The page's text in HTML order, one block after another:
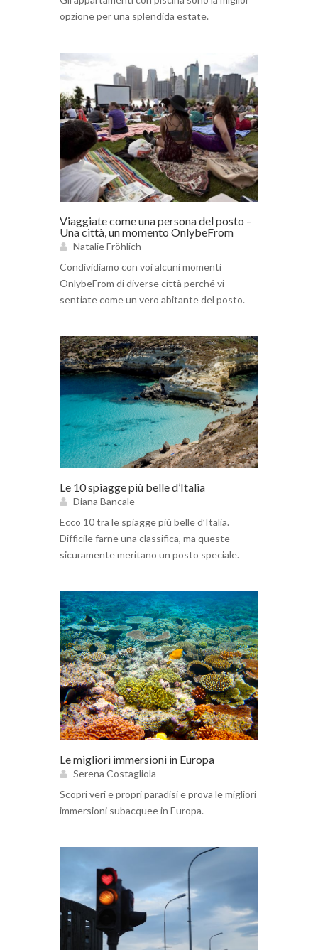
opzione per una splendida estate.
Viaggiate come una persona del posto –
Una città, un momento OnlybeFrom
Natalie Fröhlich
Condividiamo con voi alcuni momenti
OnlybeFrom di diverse città perché vi
sentiate come un vero abitante del posto.
Le 10 spiagge più belle d’Italia
Diana Bancale
Ecco 10 tra le spiagge più belle d’Italia.
Difficile farne una classifica, ma queste
sicuramente meritano un posto speciale.
Le migliori immersioni in Europa
Serena Costagliola
Scopri veri e propri paradisi e prova le migliori
immersioni subacquee in Europa.